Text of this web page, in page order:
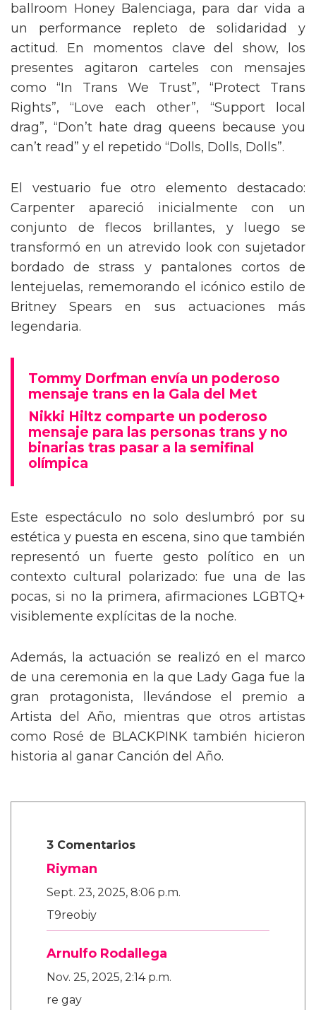
ballroom Honey Balenciaga, para dar vida a
un performance repleto de solidaridad y
actitud. En momentos clave del show, los
presentes agitaron carteles con mensajes
como “In Trans We Trust”, “Protect Trans
Rights”, “Love each other”, “Support local
drag”, “Don’t hate drag queens because you
can’t read” y el repetido “Dolls, Dolls, Dolls”.
El vestuario fue otro elemento destacado:
Carpenter apareció inicialmente con un
conjunto de flecos brillantes, y luego se
transformó en un atrevido look con sujetador
bordado de strass y pantalones cortos de
lentejuelas, rememorando el icónico estilo de
Britney Spears en sus actuaciones más
legendaria.
Tommy Dorfman envía un poderoso
mensaje trans en la Gala del Met
Nikki Hiltz comparte un poderoso
mensaje para las personas trans y no
binarias tras pasar a la semifinal
olímpica
Este espectáculo no solo deslumbró por su
estética y puesta en escena, sino que también
representó un fuerte gesto político en un
contexto cultural polarizado: fue una de las
pocas, si no la primera, afirmaciones LGBTQ+
visiblemente explícitas de la noche.
Además, la actuación se realizó en el marco
de una ceremonia en la que Lady Gaga fue la
gran protagonista, llevándose el premio a
Artista del Año, mientras que otros artistas
como Rosé de BLACKPINK también hicieron
historia al ganar Canción del Año.
3 Comentarios
Riyman
Sept. 23, 2025, 8:06 p.m.
T9reobiy
Arnulfo Rodallega
Nov. 25, 2025, 2:14 p.m.
re gay